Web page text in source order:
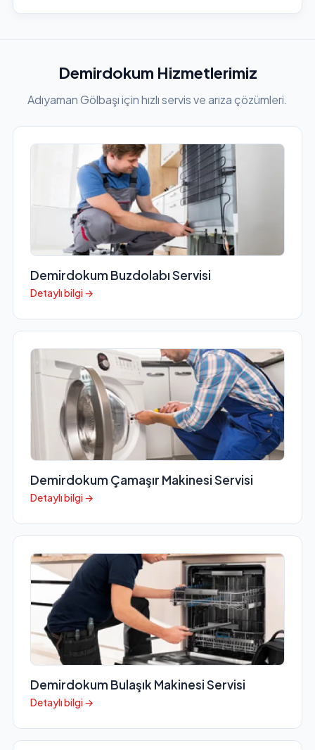
Demirdokum Hizmetlerimiz
Adıyaman Gölbaşı için hızlı servis ve arıza çözümleri.
Demirdokum Buzdolabı Servisi
Detaylı bilgi →
Demirdokum Çamaşır Makinesi Servisi
Detaylı bilgi →
Demirdokum Bulaşık Makinesi Servisi
Detaylı bilgi →